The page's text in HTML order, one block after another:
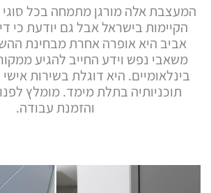
המעצבת אלה מורגן מתמחה בכל סוגי
הקיימות בישראל אבל גם יודעת כי
אביב היא אופרה אחרת מבחינת
משאבי נפש וידע החייב להגיע
בינלאומיים. היא דוגלת בשירות
תוכניותיה בתלת מימד. מומלץ
והזמנת עבודה.